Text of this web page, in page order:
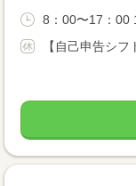
8：00〜17：00
【自己申告シ